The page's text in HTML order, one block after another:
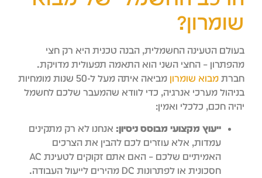
הטעינה החשמלית, הבנה טכנית היא רק חצי
– החצי השני הוא התאמה תפעולית מדויקת.
מבוא שומרון
מביאה איתה מעל ל-50 שנות מומחיות
מערכי אנרגיה, כדי לוודא שהמעבר שלכם לחשמל
חכם, כלכלי ואמין:
ייעוץ מקצועי מבוסס ניסיון:אנחנו לא רק מתקינים
עמדות, אלא עוזרים לכם להבין את הצרכים
האמיתיים שלכם – האם אתם זקוקים לטעינת AC
חסכונית או לפתרונות DC מהירים לייעול העבודה.